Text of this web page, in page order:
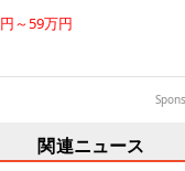
～59万円
関連ニュース